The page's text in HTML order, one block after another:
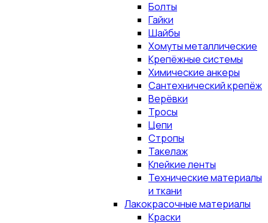
Болты
Гайки
Шайбы
Хомуты металлические
Крепёжные системы
Химические анкеры
Сантехнический крепёж
Верёвки
Тросы
Цепи
Стропы
Такелаж
Клейкие ленты
Технические материалы
и ткани
Лакокрасочные материалы
Краски